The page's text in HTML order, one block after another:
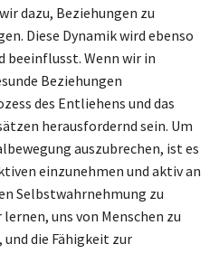
dazu, Beziehungen zu
Diese Dynamik wird ebenso
beeinflusst. Wenn wir in
Beziehungen
des Entliehens und das
herausfordernd sein. Um
auszubrechen, ist es
einzunehmen und aktiv an
Selbstwahrnehmung zu
uns von Menschen zu
die Fähigkeit zur